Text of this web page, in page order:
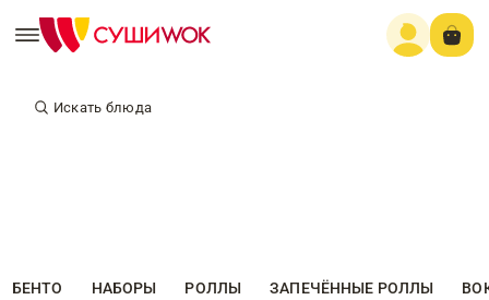
Искать блюда
БЕНТО НАБОРЫ РОЛЛЫ ЗАПЕЧЁННЫЕ РОЛЛЫ